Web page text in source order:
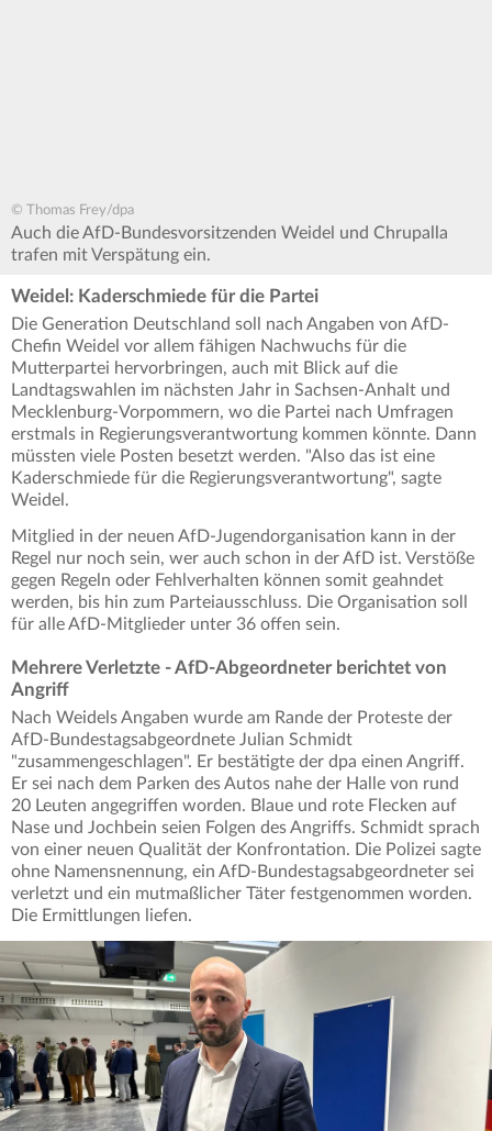
© Thomas Frey/dpa
Auch die AfD-Bundesvorsitzenden Weidel und Chrupalla
trafen mit Verspätung ein.
Weidel: Kaderschmiede für die Partei
Die Generation Deutschland soll nach Angaben von AfD-
Chefin Weidel vor allem fähigen Nachwuchs für die
Mutterpartei hervorbringen, auch mit Blick auf die
Landtagswahlen im nächsten Jahr in Sachsen-Anhalt und
Mecklenburg-Vorpommern, wo die Partei nach Umfragen
erstmals in Regierungsverantwortung kommen könnte. Dann
müssten viele Posten besetzt werden. "Also das ist eine
Kaderschmiede für die Regierungsverantwortung", sagte
Weidel.
Mitglied in der neuen AfD-Jugendorganisation kann in der
Regel nur noch sein, wer auch schon in der AfD ist. Verstöße
gegen Regeln oder Fehlverhalten können somit geahndet
werden, bis hin zum Parteiausschluss. Die Organisation soll
für alle AfD-Mitglieder unter 36 offen sein.
Mehrere Verletzte - AfD-Abgeordneter berichtet von
Angriff
Nach Weidels Angaben wurde am Rande der Proteste der
AfD-Bundestagsabgeordnete Julian Schmidt
"zusammengeschlagen". Er bestätigte der dpa einen Angriff.
Er sei nach dem Parken des Autos nahe der Halle von rund
20 Leuten angegriffen worden. Blaue und rote Flecken auf
Nase und Jochbein seien Folgen des Angriffs. Schmidt sprach
von einer neuen Qualität der Konfrontation. Die Polizei sagte
ohne Namensnennung, ein AfD-Bundestagsabgeordneter sei
verletzt und ein mutmaßlicher Täter festgenommen worden.
Die Ermittlungen liefen.